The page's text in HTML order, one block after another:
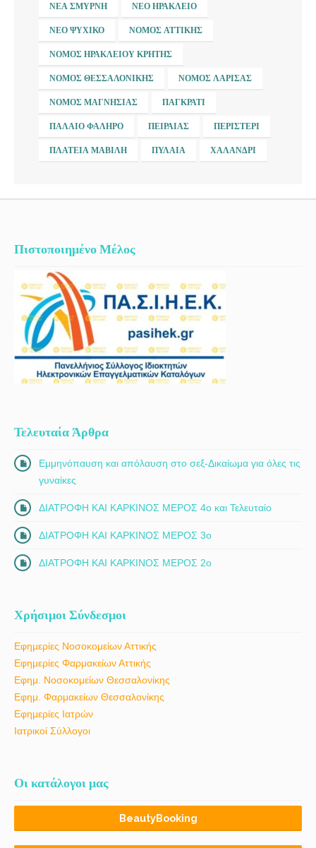
ΝΈΑ ΣΜΎΡΝΗ ΝΈΟ ΗΡΆΚΛΕΙΟ
ΝΈΟ ΨΥΧΙΚΌ ΝΟΜΌΣ ΑΤΤΙΚΉΣ
ΝΟΜΌΣ ΗΡΑΚΛΕΊΟΥ ΚΡΉΤΗΣ
ΝΟΜΌΣ ΘΕΣΣΑΛΟΝΊΚΗΣ ΝΟΜΌΣ ΛΆΡΙΣΑΣ
ΝΟΜΌΣ ΜΑΓΝΗΣΊΑΣ ΠΑΓΚΡΆΤΙ
ΠΑΛΑΙΌ ΦΆΛΗΡΟ ΠΕΙΡΑΙΆΣ ΠΕΡΙΣΤΈΡΙ
ΠΛΑΤΕΊΑ ΜΑΒΊΛΗ ΠΥΛΑΊΑ ΧΑΛΆΝΔΡΙ
Πιστοποιημένο Μέλος
Τελευταία Άρθρα
Εμμηνόπαυση και απόλαυση στο σεξ-Δικαίωμα για όλες τις
γυναίκες
ΔΙΑΤΡΟΦΗ ΚΑΙ ΚΑΡΚΙΝΟΣ ΜΕΡΟΣ 4ο και Τελευταίο
ΔΙΑΤΡΟΦΗ ΚΑΙ ΚΑΡΚΙΝΟΣ ΜΕΡΟΣ 3ο
ΔΙΑΤΡΟΦΗ ΚΑΙ ΚΑΡΚΙΝΟΣ ΜΕΡΟΣ 2ο
Χρήσιμοι Σύνδεσμοι
Εφημερίες Νοσοκομείων Αττικής
Εφημερίες Φαρμακείων Αττικής
Εφημ. Νοσοκομείων Θεσσαλονίκης
Εφημ. Φαρμακείων Θεσσαλονίκης
Εφημερίες Ιατρών
Ιατρικοί Σύλλογοι
Οι κατάλογοι μας
BeautyBooking